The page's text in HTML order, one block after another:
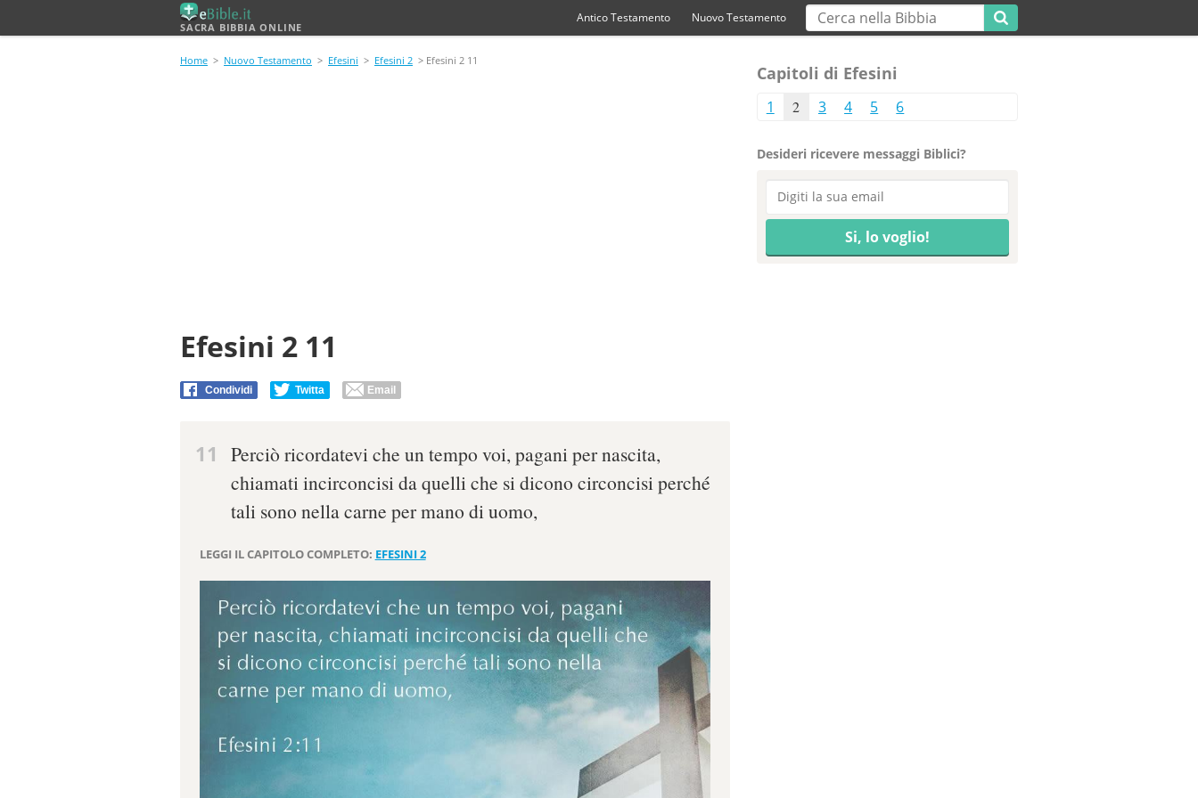
SACRA BIBBIA ONLINE
Antico Testamento Nuovo Testamento
Home > Nuovo Testamento > Efesini > Efesini 2 > Efesini 2 11
Efesini 2 11
Condividi Twitta Email
11
Perciò ricordatevi che un tempo voi, pagani per nascita,
chiamati incirconcisi da quelli che si dicono circoncisi perché
tali sono nella carne per mano di uomo,
LEGGI IL CAPITOLO COMPLETO: EFESINI 2
Capitoli di Efesini
1 2 3 4 5 6
Desideri ricevere messaggi Biblici?